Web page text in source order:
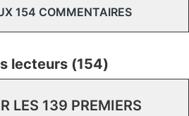
154 COMMENTAIRES
lecteurs (154)
LES 139 PREMIERS